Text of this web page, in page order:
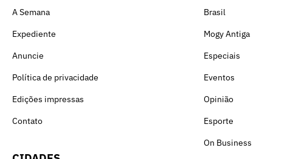
A Semana
Expediente
Anuncie
Política de privacidade
Edições impressas
Contato
Brasil
Mogy Antiga
Especiais
Eventos
Opinião
Esporte
On Business